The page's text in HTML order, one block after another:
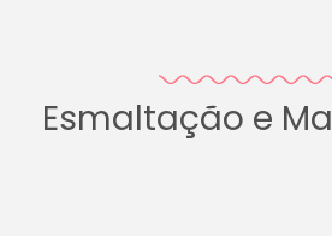
Esmaltação e